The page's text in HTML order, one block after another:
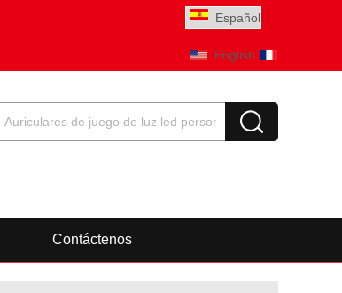
Español
English
Contáctenos